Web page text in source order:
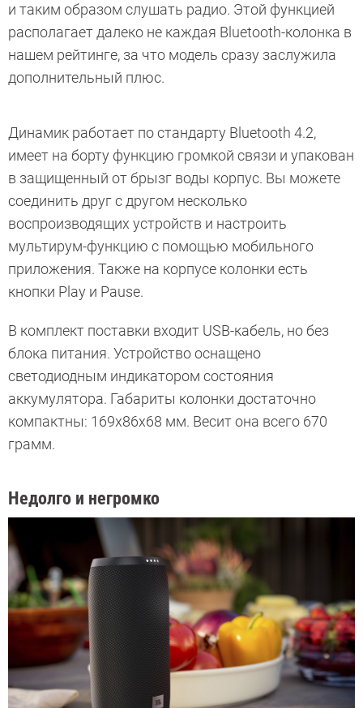
и таким образом слушать радио. Этой функцией
располагает далеко не каждая Bluetooth-колонка в
нашем рейтинге, за что модель сразу заслужила
дополнительный плюс.
Динамик работает по стандарту Bluetooth 4.2,
имеет на борту функцию громкой связи и упакован
в защищенный от брызг воды корпус. Вы можете
соединить друг с другом несколько
воспроизводящих устройств и настроить
мультирум-функцию с помощью мобильного
приложения. Также на корпусе колонки есть
кнопки Play и Pause.
В комплект поставки входит USB-кабель, но без
блока питания. Устройство оснащено
светодиодным индикатором состояния
аккумулятора. Габариты колонки достаточно
компактны: 169х86х68 мм. Весит она всего 670
грамм.
Недолго и негромко